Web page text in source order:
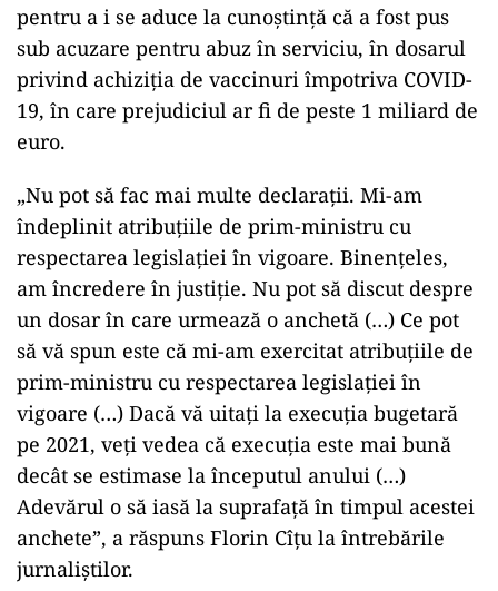
pentru a i se aduce la cunoştinţă că a fost pus
sub acuzare pentru abuz în serviciu, în dosarul
privind achiziţia de vaccinuri împotriva COVID-
19, în care prejudiciul ar fi de peste 1 miliard de
euro.
„Nu pot să fac mai multe declaraţii. Mi-am
îndeplinit atribuţiile de prim-ministru cu
respectarea legislaţiei în vigoare. Binenţeles,
am încredere în justiţie. Nu pot să discut despre
un dosar în care urmează o anchetă (…) Ce pot
să vă spun este că mi-am exercitat atribuţiile de
prim-ministru cu respectarea legislaţiei în
vigoare (…) Dacă vă uitaţi la execuţia bugetară
pe 2021, veţi vedea că execuţia este mai bună
decât se estimase la începutul anului (…)
Adevărul o să iasă la suprafaţă în timpul acestei
anchete”, a răspuns Florin Cîţu la întrebările
jurnaliştilor.